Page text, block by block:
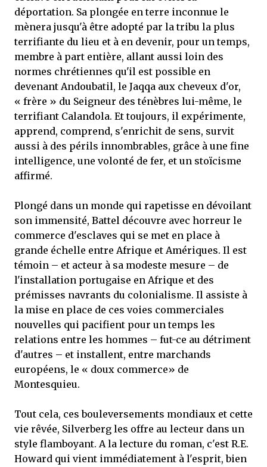
déportation. Sa plongée en terre inconnue le
mènera jusqu'à être adopté par la tribu la plus
terrifiante du lieu et à en devenir, pour un temps,
membre à part entière, allant aussi loin des
normes chrétiennes qu'il est possible en
devenant Andoubatil, le Jaqqa aux cheveux d'or,
« frère » du Seigneur des ténèbres lui-même, le
terrifiant Calandola. Et toujours, il expérimente,
apprend, comprend, s'enrichit de sens, survit
aussi à des périls innombrables, grâce à une fine
intelligence, une volonté de fer, et un stoïcisme
affirmé.
Plongé dans un monde qui rapetisse en dévoilant
son immensité, Battel découvre avec horreur le
commerce d'esclaves qui se met en place à
grande échelle entre Afrique et Amériques. Il est
témoin – et acteur à sa modeste mesure – de
l'installation portugaise en Afrique et des
prémisses navrants du colonialisme. Il assiste à
la mise en place de ces voies commerciales
nouvelles qui pacifient pour un temps les
relations entre les hommes – fut-ce au détriment
d'autres – et installent, entre marchands
européens, le « doux commerce» de
Montesquieu.
Tout cela, ces bouleversements mondiaux et cette
vie rêvée, Silverberg les offre au lecteur dans un
style flamboyant. A la lecture du roman, c'est R.E.
Howard qui vient immédiatement à l'esprit, bien